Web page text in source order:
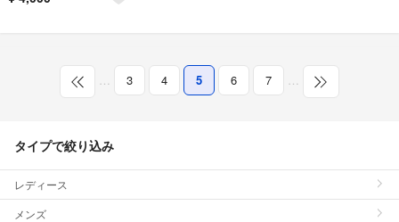
… 3 4 5 6 7 …
タイプで絞り込み
レディース
メンズ